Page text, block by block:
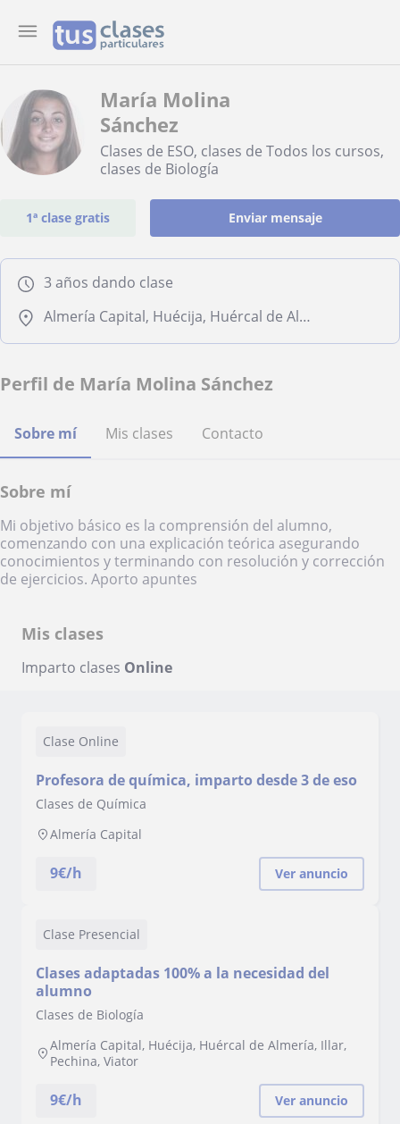
María Molina
Sánchez
Clases de ESO, clases de Todos los cursos,
clases de Biología
1ª clase gratis Enviar mensaje
3 años dando clase
Almería Capital, Huécija, Huércal de Almería, Illar, Pechina, Viator
Perfil de María Molina Sánchez
Sobre mí Mis clases Contacto
Sobre mí
Mi objetivo básico es la comprensión del alumno,
comenzando con una explicación teórica asegurando
conocimientos y terminando con resolución y corrección
de ejercicios. Aporto apuntes
Mis clases
Imparto clases Online
Clase Online
Profesora de química, imparto desde 3 de eso
Clases de Química
Almería Capital
9€/h Ver anuncio
Clase Presencial
Clases adaptadas 100% a la necesidad del
alumno
Clases de Biología
Almería Capital, Huécija, Huércal de Almería, Illar,
Pechina, Viator
9€/h Ver anuncio